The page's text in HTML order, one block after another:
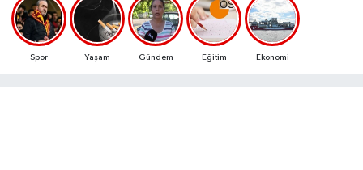
Spor Yaşam Gündem Eğitim Ekonomi
Eğitim
Ekonomi
Malatya Trafik Yoğunluk Haritası
Süper Lig Puan Durumu ve Fikstür